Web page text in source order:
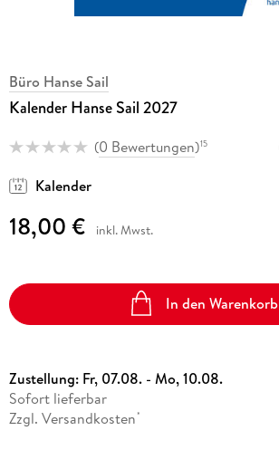
Büro Hanse Sail
Kalender Hanse Sail 2027
(0 Bewertungen)15
Kalender
18,00 € inkl. Mwst.
In den Warenkorb
Zustellung: Fr, 07.08. - Mo, 10.08.
Sofort lieferbar
Zzgl. Versandkosten *